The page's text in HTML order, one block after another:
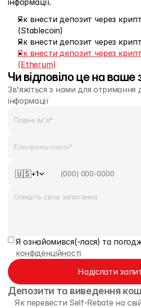
Політика конфіденційності
Зв'яжіться з нами
Юридичні документи
Вакансії
Навчання
Економічний календар
Snaps
Депозити та виведення
   Як перевести Self-Rebate на свій основний
інформації.
Як внести депозит через
(Stablecoin)
Як внести депозит через
Як внести депозит через
(Etherum)
Чи відповіло це на ваше
Зв'яжіться з нами для отримання
інформації
🇺🇸+1
Я ознайомився(-лася) та
конфіденційності
Надіслати